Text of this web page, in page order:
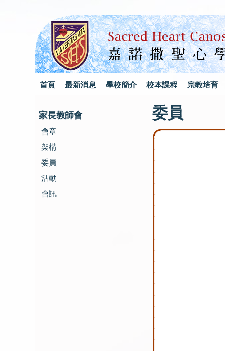
首頁 最新消息 學校簡介 校本課程 宗教培育
家長教師會
會章
架構
委員
活動
會訊
委員